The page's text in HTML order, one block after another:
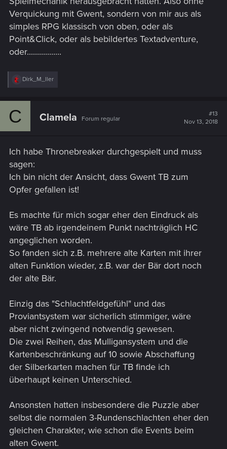
Verquickung mit Gwent, sondern von mir aus als
simples RPG klassisch von oben, oder als
Point&Click, oder als bebildertes Textadventure,
oder.................
R
c
Dirk_M_ller
C Clamela Forum regular
#13
Nov 13, 2018
Ich habe Thronebreaker durchgespielt und muss
sagen:
Ich bin nicht der Ansicht, dass Gwent TB zum
Opfer gefallen ist!
Es machte für mich sogar eher den Eindruck als
wäre TB ab irgendeinem Punkt nachträglich HC
angeglichen worden.
So fanden sich z.B. mehrere alte Karten mit ihrer
alten Funktion wieder, z.B. war der Bär dort noch
der alte Bär.
Einzig das "Schlachtfeldgefühl" und das
Proviantsystem war sicherlich stimmiger, wäre
aber nicht zwingend notwendig gewesen.
Die zwei Reihen, das Mulligansystem und die
Kartenbeschränkung auf 10 sowie Abschaffung
der Silberkarten machen für TB finde ich
überhaupt keinen Unterschied.
Ansonsten hatten insbesondere die Puzzle aber
selbst die normalen 3-Rundenschlachten eher den
gleichen Charakter, wie schon die Events beim
alten Gwent.